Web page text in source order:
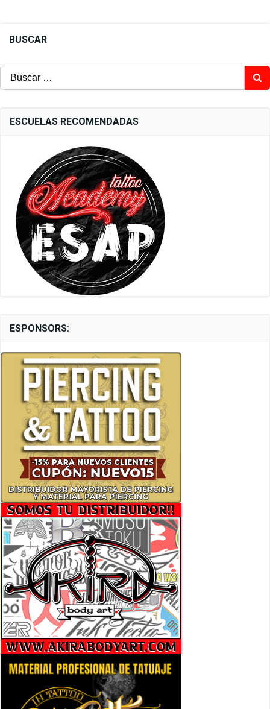
BUSCAR
Buscar:
ESCUELAS RECOMENDADAS
ESPONSORS: